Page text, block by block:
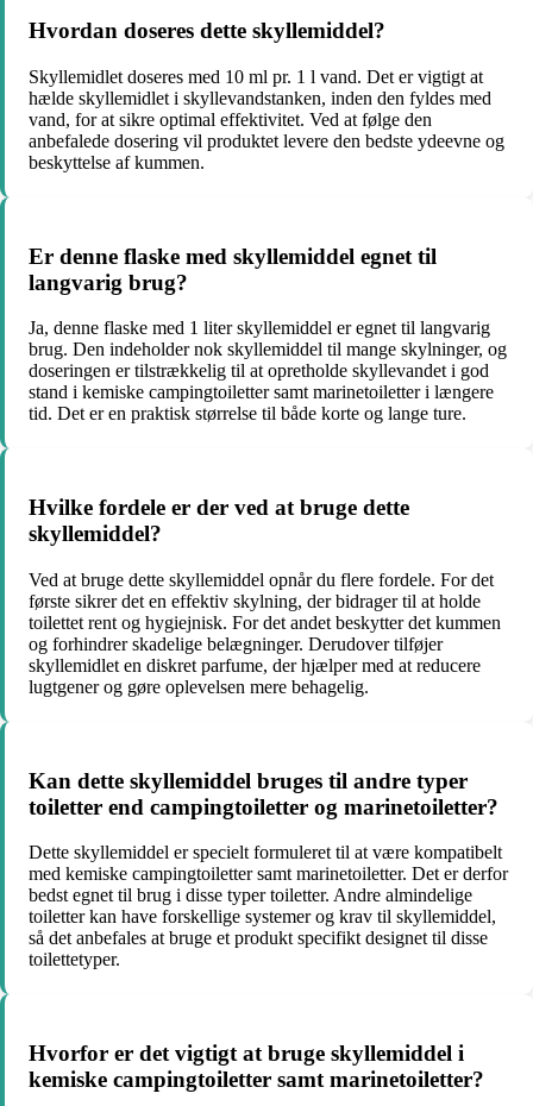
Hvordan doseres dette skyllemiddel?
Skyllemidlet doseres med 10 ml pr. 1 l vand. Det er vigtigt at
hælde skyllemidlet i skyllevandstanken, inden den fyldes med
vand, for at sikre optimal effektivitet. Ved at følge den
anbefalede dosering vil produktet levere den bedste ydeevne og
beskyttelse af kummen.
Er denne flaske med skyllemiddel egnet til
langvarig brug?
Ja, denne flaske med 1 liter skyllemiddel er egnet til langvarig
brug. Den indeholder nok skyllemiddel til mange skylninger, og
doseringen er tilstrækkelig til at opretholde skyllevandet i god
stand i kemiske campingtoiletter samt marinetoiletter i længere
tid. Det er en praktisk størrelse til både korte og lange ture.
Hvilke fordele er der ved at bruge dette
skyllemiddel?
Ved at bruge dette skyllemiddel opnår du flere fordele. For det
første sikrer det en effektiv skylning, der bidrager til at holde
toilettet rent og hygiejnisk. For det andet beskytter det kummen
og forhindrer skadelige belægninger. Derudover tilføjer
skyllemidlet en diskret parfume, der hjælper med at reducere
lugtgener og gøre oplevelsen mere behagelig.
Kan dette skyllemiddel bruges til andre typer
toiletter end campingtoiletter og marinetoiletter?
Dette skyllemiddel er specielt formuleret til at være kompatibelt
med kemiske campingtoiletter samt marinetoiletter. Det er derfor
bedst egnet til brug i disse typer toiletter. Andre almindelige
toiletter kan have forskellige systemer og krav til skyllemiddel,
så det anbefales at bruge et produkt specifikt designet til disse
toilettetyper.
Hvorfor er det vigtigt at bruge skyllemiddel i
kemiske campingtoiletter samt marinetoiletter?